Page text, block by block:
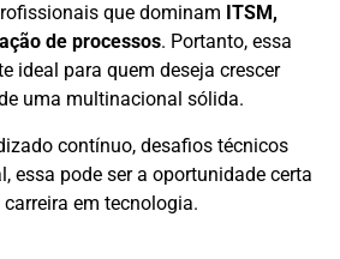
que dominam ITSM,
de processos. Portanto, essa
ideal para quem deseja crescer
uma multinacional sólida.
contínuo, desafios técnicos
essa pode ser a oportunidade certa
em tecnologia.